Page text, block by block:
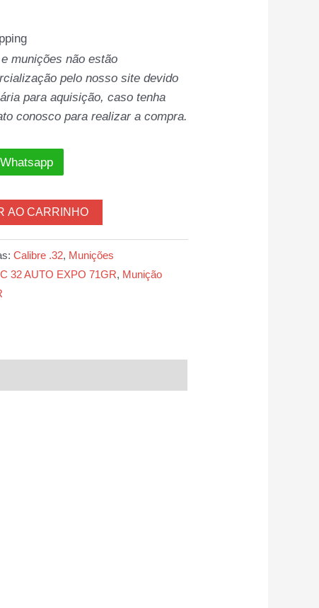
munições não estão
pelo nosso site devido
para aquisição, caso tenha
conosco para realizar a compra.
AO CARRINHO
Calibre .32, Munições
32 AUTO EXPO 71GR, Munição